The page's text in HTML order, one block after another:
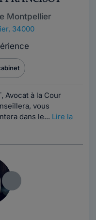
Montpellier
34000
Avocat à la Cour
vous
dans le... Lire la